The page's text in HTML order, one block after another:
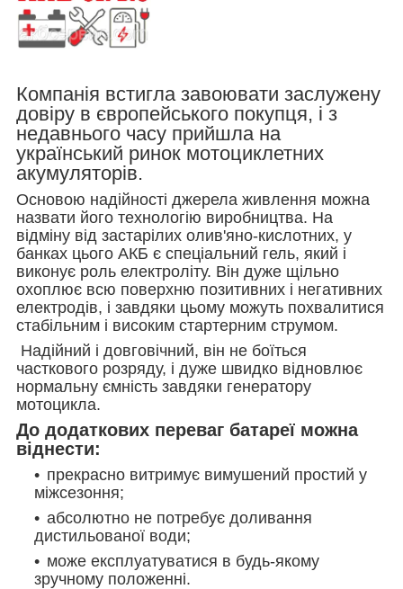
Компанія встигла завоювати заслужену
довіру в європейського покупця, і з
недавнього часу прийшла на
український ринок мотоциклетних
акумуляторів.
Основою надійності джерела живлення можна
назвати його технологію виробництва. На
відміну від застарілих олив'яно-кислотних, у
банках цього АКБ є спеціальний гель, який і
виконує роль електроліту. Він дуже щільно
охоплює всю поверхню позитивних і негативних
електродів, і завдяки цьому можуть похвалитися
стабільним і високим стартерним струмом.
Надійний і довговічний, він не боїться
часткового розряду, і дуже швидко відновлює
нормальну ємність завдяки генератору
мотоцикла.
До додаткових переваг батареї можна
віднести:
прекрасно витримує вимушений простий у
міжсезоння;
абсолютно не потребує доливання
дистильованої води;
може експлуатуватися в будь-якому
зручному положенні.